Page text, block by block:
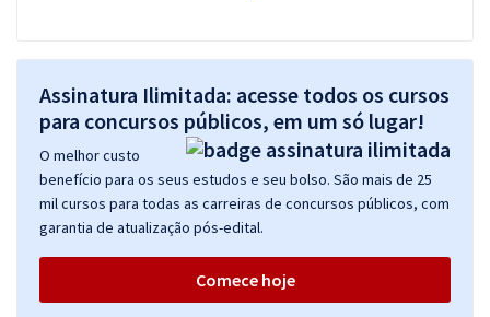
Assinatura Ilimitada: acesse todos os cursos
para concursos públicos, em um só lugar!
O melhor custo
benefício para os seus estudos e seu bolso. São mais de 25
mil cursos para todas as carreiras de concursos públicos, com
garantia de atualização pós-edital.
Comece hoje